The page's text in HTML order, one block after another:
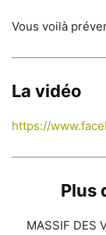
Vous voilà
La vidéo
https://
Plus
MASSIF DES